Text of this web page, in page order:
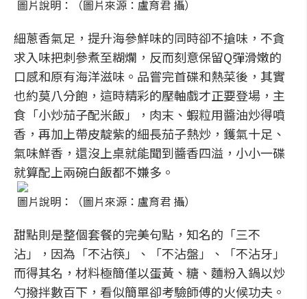
圖片說明：（圖片來源：盧育君 攝）
細蔥香氣足，提升海參鮮味的同時卻不搶味，不貪
求入味把刺參煮至糊爛，反而刻意保留Q彈滑嫩的
口感和原有海洋滋味。品嘗完首碟和熱菜後，其實
也約莫八分飽，這時精彩的壓軸戲才正要登場，主
食「小炒茄子配米飯」，肉末、蝦粒用醬油炒得噴
香，再加上帶皮靛紫的細長茄子熱炒，鑊氣十足、
氣味鮮香，還沒上桌就能聞到醬香四溢，小小一碟
就算配上兩碗白飯都不嫌多。
圖片說明：（圖片來源：盧育君 攝）
甜點則是整個套餐的完美句點，知名的「三不
沾」，因為「不沾筷」、「不沾盤」、「不沾牙」
而得其名，材料極簡僅以蛋黃、糖、麵粉入鍋以炒
勺撥拌數百下，看似簡單卻考驗師傅的火候功夫。